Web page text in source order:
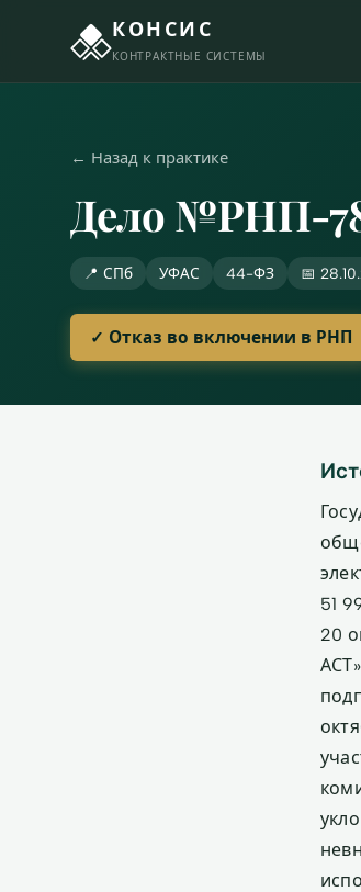
КОНСИС
КОНТРАКТНЫЕ СИСТЕМЫ
← Назад к практике
Дело №РНП-
📍 СПб УФАС 44-ФЗ 📅
✓ Отказ во включении в РНП
51
20